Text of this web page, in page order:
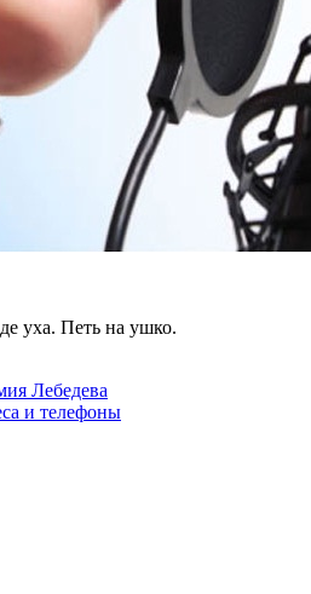
уха. Петь на ушко.
Лебедева
и телефоны